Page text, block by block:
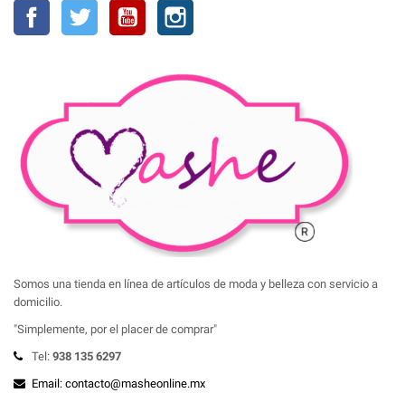
Facebook Twitter YouTube
Somos una tienda en línea de artículos de moda y belleza con servicio a
domicilio.
"Simplemente, por el placer de comprar"
Tel: 938 135 6297
Email: contacto@masheonline.mx